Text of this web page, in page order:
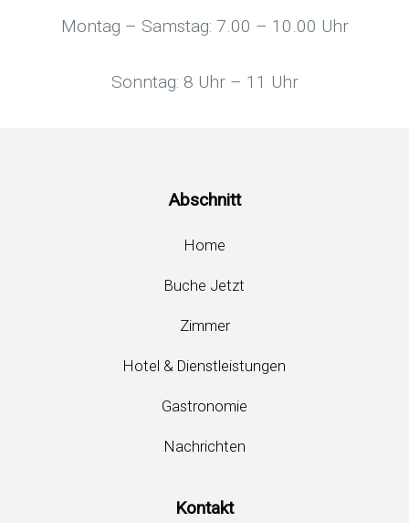
Montag – Samstag: 7.00 – 10.00 Uhr
Sonntag: 8 Uhr – 11 Uhr
Abschnitt
Home
Buche Jetzt
Zimmer
Hotel & Dienstleistungen
Gastronomie
Nachrichten
Kontakt